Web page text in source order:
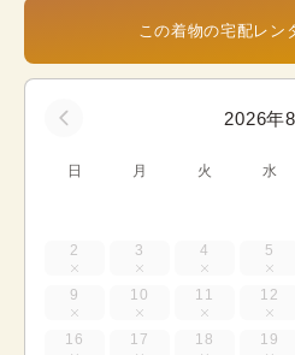
この着物の宅配レン
2026年
日 月 火 水
2 3 4 5
9 10 11 12
16 17 18 19